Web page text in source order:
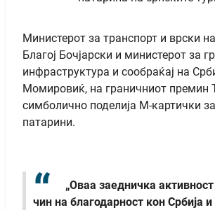
Министерот за транспорт и врски
Благој Бочјарски и министерот за
инфраструктура и сообраќај на
Момировиќ, на граничниот премин
симболично поделија М-картички
патарини.
„Оваа заедничка
чин на благодарност кон Србија и